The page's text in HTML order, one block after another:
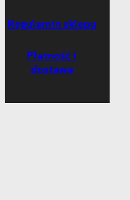
Regulamin sklepu
Płatność i
dostawa